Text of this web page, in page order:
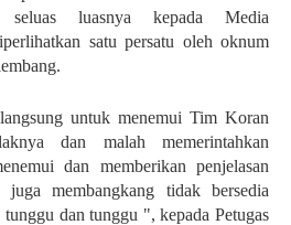
seluas luasnya kepada Media
satu persatu oleh oknum
untuk menemui Tim Koran
dan malah memerintahkan
dan memberikan penjelasan
membangkang tidak bersedia
dan tunggu ", kepada Petugas